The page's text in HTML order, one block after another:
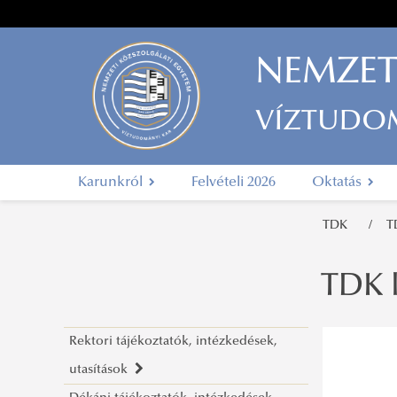
Karunkról Felvételi 2026 Oktatás
TDK
Rektori tájékoztatók, intézkedések,
utasítások